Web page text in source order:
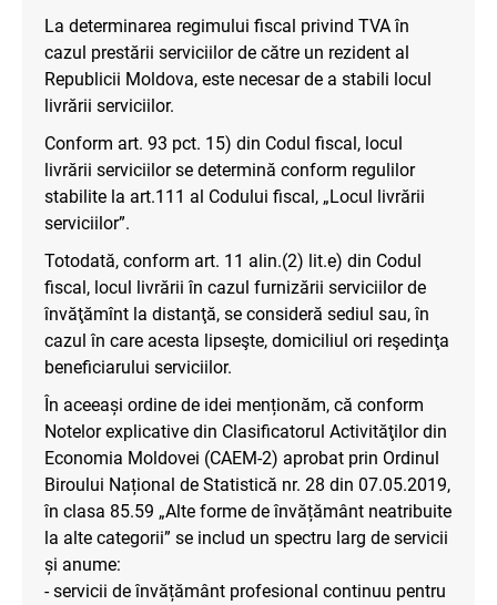
La determinarea regimului fiscal privind TVA în
cazul prestării serviciilor de către un rezident al
Republicii Moldova, este necesar de a stabili locul
livrării serviciilor.
Conform art. 93 pct. 15) din Codul fiscal, locul
livrării serviciilor se determină conform regulilor
stabilite la art.111 al Codului fiscal, „Locul livrării
serviciilor”.
Totodată, conform art. 11 alin.(2) lit.e) din Codul
fiscal, locul livrării în cazul furnizării serviciilor de
învăţămînt la distanţă, se consideră sediul sau, în
cazul în care acesta lipseşte, domiciliul ori reşedinţa
beneficiarului serviciilor.
În aceeași ordine de idei menționăm, că conform
Notelor explicative din Clasificatorul Activităţilor din
Economia Moldovei (CAEM-2) aprobat prin Ordinul
Biroului Național de Statistică nr. 28 din 07.05.2019,
în clasa 85.59 „Alte forme de învățământ neatribuite
la alte categorii” se includ un spectru larg de servicii
și anume:
- servicii de învățământ profesional continuu pentru